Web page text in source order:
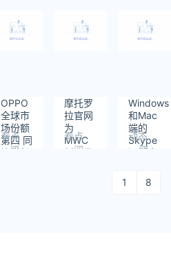
发时穿
平底鞋
工，4
年后再
裁掉
1257
品管理
总监离
职
1373
OPPO
全球市
场份额
第四 同
比增长
看点
阅
摩托罗
拉官网
为
MWC
新品发
看点
阅
Windows
和Mac
端的
Skype
旧版本
月1日
关闭
动态
阅
1210
1 8